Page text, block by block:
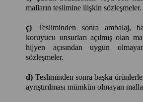
malların teslimine ilişkin sözleşmeler.
ç) Tesliminden sonra ambalaj,
koruyucu unsurları açılmış olan
hijyen açısından uygun
sözleşmeler.
d) Tesliminden sonra başka ürünlerle
ayrıştırılması mümkün olmayan